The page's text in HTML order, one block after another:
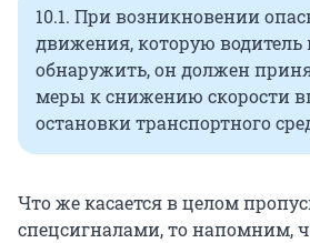
10.1. При возникновении
движения, которую водитель
обнаружить, он должен
меры к снижению скорости
остановки транспортного
Что же касается в целом
спецсигналами, то напомним,